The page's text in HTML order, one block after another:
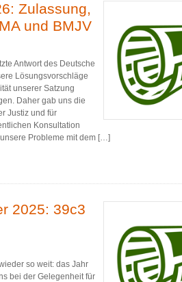
Zulassung,
und BMJV
Antwort des Deutsche
Lösungsvorschläge
unserer Satzung
Daher gab uns die
Justiz und für
Konsultation
Probleme mit dem […]
2025: 39c3
so weit: das Jahr
bei der Gelegenheit für